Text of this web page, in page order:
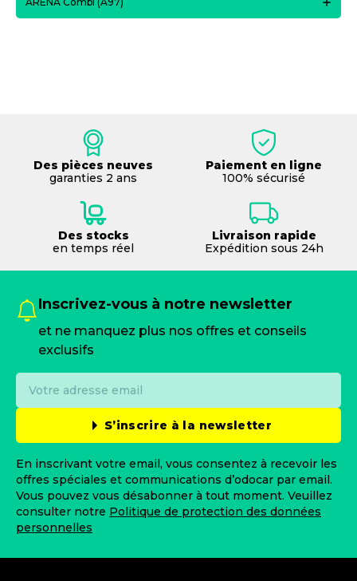
Des pièces neuves
garanties 2 ans
Paiement en ligne
100% sécurisé
Des stocks
en temps réel
Livraison rapide
Expédition sous 24h
Inscrivez-vous à notre newsletter
et ne manquez plus nos offres et conseils
exclusifs
S’inscrire à la newsletter
En inscrivant votre email, vous consentez à recevoir les
offres spéciales et communications d’odocar par email.
Vous pouvez vous désabonner à tout moment. Veuillez
consulter notre Politique de protection des données
personnelles